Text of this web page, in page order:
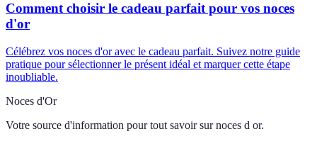
Comment choisir le cadeau parfait pour vos noces
d'or
Célébrez vos noces d'or avec le cadeau parfait. Suivez notre guide
pratique pour sélectionner le présent idéal et marquer cette étape
inoubliable.
Noces d'Or
Votre source d'information pour tout savoir sur noces d or.